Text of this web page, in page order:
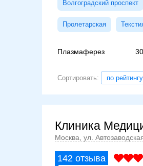
Волгоградский проспект
Пролетарская
Плазмаферез
Сортировать: по рейтингу
Клиника
Москва, ул.
142 отзыва